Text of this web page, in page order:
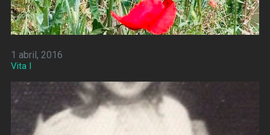
1 abril, 2016
Vita I